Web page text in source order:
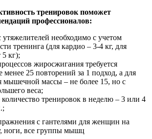
тренировок поможет
профессионалов:
утяжелителей необходимо с учетом
тренинга (для кардио – 3-4 кг, для
кг);
жиросжигания требуется
менее 25 повторений за 1 подход, а для
мышечной массы – не более 15, но с
веса;
тренировок в неделю – 3 или 4